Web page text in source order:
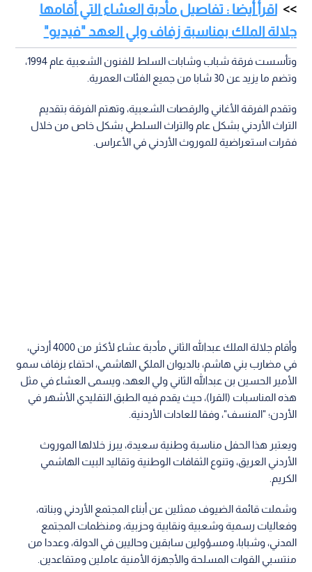
اقرأ أيضا : تفاصيل مأدبة العشاء التي أقامها
جلالة الملك بمناسبة زفاف ولي العهد "فيديو"
وتأسست فرقة شباب وشابات السلط للفنون الشعبية عام 1994،
وتضم ما يزيد عن 30 شابا من جميع الفئات العمرية.
وتقدم الفرقة الأغاني والرقصات الشعبية، وتهتم الفرقة بتقديم
التراث الأردني بشكل عام والتراث السلطي بشكل خاص من خلال
فقرات استعراضية للموروث الأردني في الأعراس.
وأقام جلالة الملك عبدالله الثاني مأدبة عشاء لأكثر من 4000 أردني،
في مضارب بني هاشم، بالديوان الملكي الهاشمي، احتفاء بزفاف سمو
الأمير الحسين بن عبدالله الثاني ولي العهد، ويسمى العشاء في مثل
هذه المناسبات (القرا)، حيث يقدم فيه الطبق التقليدي الأشهر في
الأردن؛ "المنسف"، وفقا للعادات الأردنية.
ويعتبر هذا الحفل مناسبة وطنية سعيدة، يبرز خلالها الموروث
الأردني العريق، وتنوع الثقافات الوطنية وتقاليد البيت الهاشمي
الكريم.
وشملت قائمة الضيوف ممثلين عن أبناء المجتمع الأردني وبناته،
وفعاليات رسمية وشعبية ونقابية وحزبية، ومنظمات المجتمع
المدني، وشبابا، ومسؤولين سابقين وحاليين في الدولة، وعددا من
منتسبي القوات المسلحة والأجهزة الأمنية عاملين ومتقاعدين.